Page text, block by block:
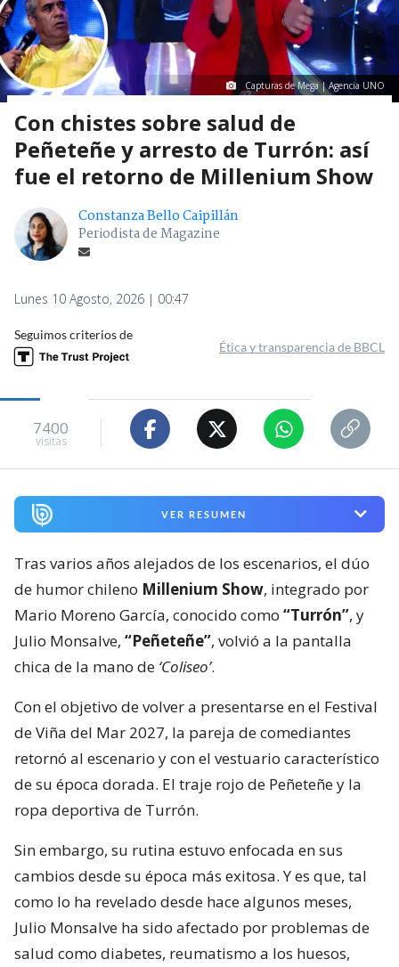
Capturas de Mega | Agencia UNO
Con chistes sobre salud de
Peñeteñe y arresto de Turrón: así
fue el retorno de Millenium Show
Constanza Bello Caipillán
Periodista de Magazine
Lunes 10 Agosto, 2026 | 00:47
Seguimos criterios de
Ética y transparencia de BBCL
7400
visitas
VER RESUMEN
Tras varios años alejados de los escenarios, el dúo
de humor chileno Millenium Show, integrado por
Mario Moreno García, conocido como “Turrón”, y
Julio Monsalve, “Peñeteñe”, volvió a la pantalla
chica de la mano de ‘Coliseo’.
Con el objetivo de volver a presentarse en el Festival
de Viña del Mar 2027, la pareja de comediantes
retornó al escenario y con el vestuario característico
de su época dorada. El traje rojo de Peñeteñe y la
ropa deportiva de Turrón.
Sin embargo, su rutina estuvo enfocada en sus
cambios desde su época más exitosa. Y es que, tal
como lo ha revelado desde hace algunos meses,
Julio Monsalve ha sido afectado por problemas de
salud como diabetes, reumatismo a los huesos,